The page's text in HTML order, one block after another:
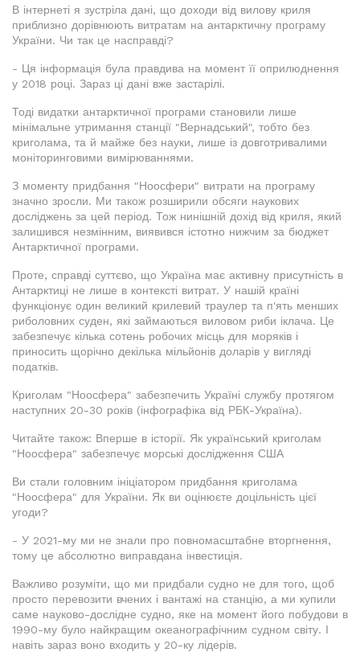
В інтернеті я зустріла дані, що доходи від вилову криля
приблизно дорівнюють витратам на антарктичну програму
України. Чи так це насправді?
- Ця інформація була правдива на момент її оприлюднення
у 2018 році. Зараз ці дані вже застарілі.
Тоді видатки антарктичної програми становили лише
мінімальне утримання станції "Вернадський", тобто без
криголама, та й майже без науки, лише із довготривалими
моніторинговими вимірюваннями.
З моменту придбання "Ноосфери" витрати на програму
значно зросли. Ми також розширили обсяги наукових
досліджень за цей період. Тож нинішній дохід від криля, який
залишився незмінним, виявився істотно нижчим за бюджет
Антарктичної програми.
Проте, справді суттєво, що Україна має активну присутність в
Антарктиці не лише в контексті витрат. У нашій країні
функціонує один великий крилевий траулер та п'ять менших
риболовних суден, які займаються виловом риби іклача. Це
забезпечує кілька сотень робочих місць для моряків і
приносить щорічно декілька мільйонів доларів у вигляді
податків.
Криголам "Ноосфера" забезпечить Україні службу протягом
наступних 20-30 років (інфографіка від РБК-Україна).
Читайте також: Вперше в історії. Як український криголам
"Ноосфера" забезпечує морські дослідження США
Ви стали головним ініціатором придбання криголама
"Ноосфера" для України. Як ви оцінюєте доцільність цієї
угоди?
- У 2021-му ми не знали про повномасштабне вторгнення,
тому це абсолютно виправдана інвестиція.
Важливо розуміти, що ми придбали судно не для того, щоб
просто перевозити вчених і вантажі на станцію, а ми купили
саме науково-дослідне судно, яке на момент його побудови в
1990-му було найкращим океанографічним судном світу. І
навіть зараз воно входить у 20-ку лідерів.